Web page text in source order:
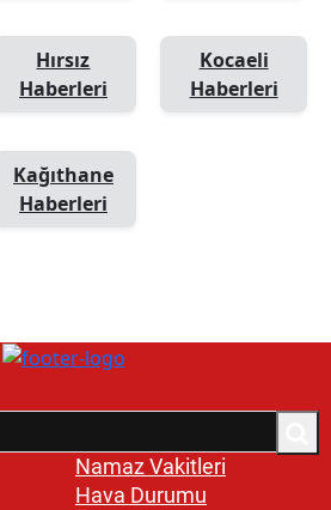
Hırsız
Haberleri
Kocaeli
Haberleri
Kağıthane
Haberleri
Namaz Vakitleri
Hava Durumu